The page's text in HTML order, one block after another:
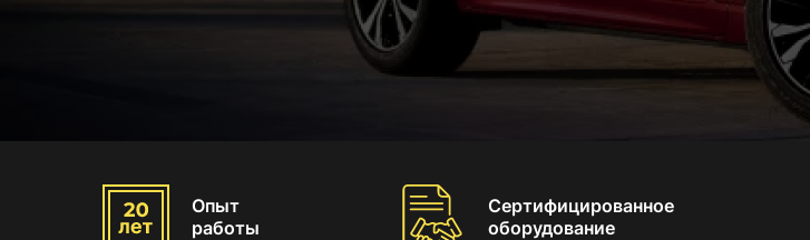
Опыт
работы
Сертифицированное
оборудование